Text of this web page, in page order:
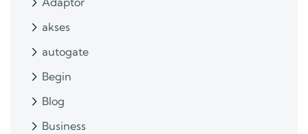
akses
autogate
Begin
Blog
Business